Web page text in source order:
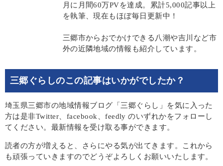
月に月間60万PVを達成。累計5,000記事以上
を執筆、現在もほぼ毎日更新中！
三郷市からおでかけできる八潮や吉川など市
外の近隣地域の情報も紹介しています。
三郷ぐらしのこの記事はいかがでしたか？
埼玉県三郷市の地域情報ブログ「三郷ぐらし」を気に入った
方は是非Twitter、facebook、feedly のいずれかをフォローし
てください。最新情報を受け取る事ができます。
読者の方が増えると、さらにやる気が出てきます。これから
も頑張っていきますのでどうぞよろしくお願いいたします。